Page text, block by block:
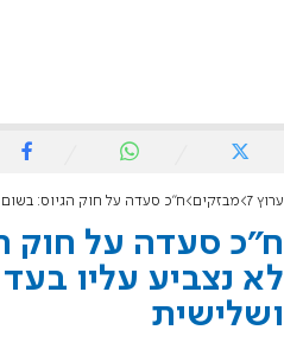
ערוץ 7 מבזקים ח"כ סעדה על חוק הגיוס: בשום פנים לא
ח"כ סעדה על חוק
לא נצביע עליו
ושלישית